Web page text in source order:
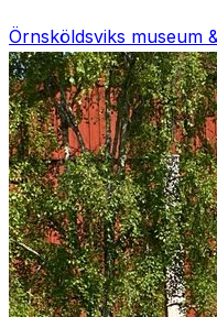
Örnsköldsviks museum